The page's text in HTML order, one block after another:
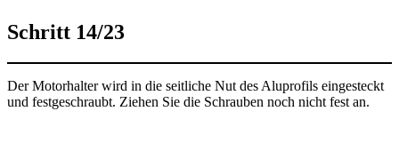
Schritt 14/23
Der Motorhalter wird in die seitliche Nut des Aluprofils eingesteckt
und festgeschraubt. Ziehen Sie die Schrauben noch nicht fest an.